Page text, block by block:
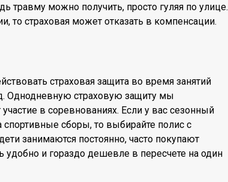
травму можно получить, просто гуляя по улице.
то страховая может отказать в компенсации.
страховая защита во время занятий
Однодневную страховую защиту мы
в соревнованиях. Если у вас сезонный
спортивные сборы, то выбирайте полис с
занимаются постоянно, часто покупают
удобно и гораздо дешевле в пересчете на один